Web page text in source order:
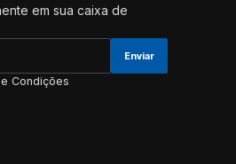
em sua caixa de
Condições